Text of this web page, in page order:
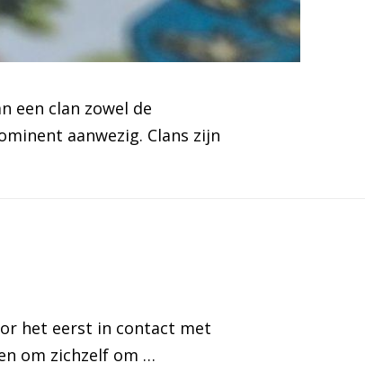
een clan zowel de
aanwezig. Clans zijn
het eerst in contact met
om zichzelf om …